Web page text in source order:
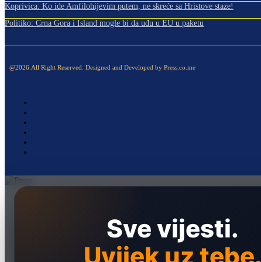
Koprivica: Ko ide Amfilohijevim putem, ne skreće sa Hristove staze!
Politiko: Crna Gora i Island mogle bi da uđu u EU u paketu
@2026.All Right Reserved. Designed and Developed by Press.co.me
Sve vijesti.
Uvijek uz tebe.